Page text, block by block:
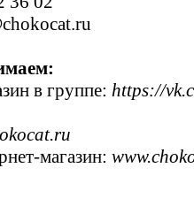
в группе: https://
магазин: